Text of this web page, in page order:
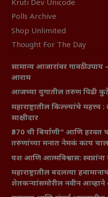
Kruti Dev Unicode
Polls Archive
Shop Unlimited
Thought For The Day
सामान्य आजारांवर गावठी उपाय
आराम
आजच्या युगातील तरुण पिढी
महाराष्ट्रातील किल्ल्यांचे
साक्षीदार
₹370 ची बिर्याणी” आणि
तरुणांच्या मनात नेमकं काय
यश आणि आत्मविश्वास:
महाराष्ट्रातील बदलत्या
शेतकऱ्यांसमोरील नवीन